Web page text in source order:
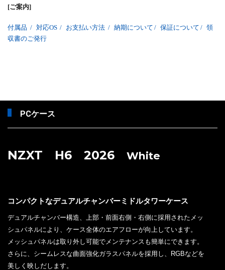
[ご案内]
付属品 / 対応OS / お支払い方法 / 納期について / 保証について / 領
収書のご発行
PCケース
NZXT H6 2026 White
コンパクトなデュアルチャンバーミドルタワーケース
デュアルチャンバー構造、上部・前面右側・右側に採用されたメッ
シュパネルにより、ケース全体のエアフローが向上しています。
メッシュパネルは取り外し可能でメンテナンスも簡単にできます。
さらに、シームレスな曲面強化ガラスパネルを採用し、RGBなどを
美しく映しだします。